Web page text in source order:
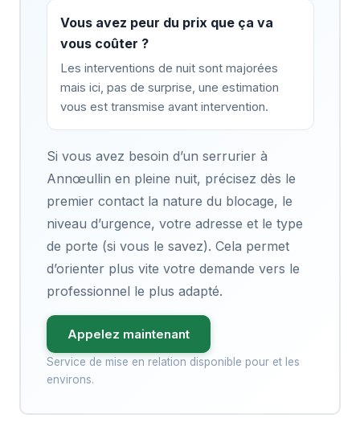
Vous avez peur du prix que ça va
vous coûter ?
Les interventions de nuit sont majorées
mais ici, pas de surprise, une estimation
vous est transmise avant intervention.
Si vous avez besoin d’un serrurier à
Annœullin en pleine nuit, précisez dès le
premier contact la nature du blocage, le
niveau d’urgence, votre adresse et le type
de porte (si vous le savez). Cela permet
d’orienter plus vite votre demande vers le
professionnel le plus adapté.
Appelez maintenant
Service de mise en relation disponible pour et les
environs.